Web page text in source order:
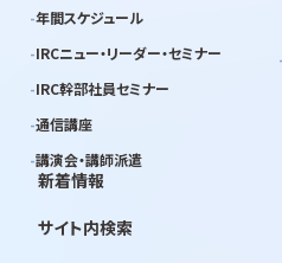
年間スケジュール
IRCニュー・リーダー・セミナー
IRC幹部社員セミナー
通信講座
講演会・講師派遣
新着情報
サイト内検索